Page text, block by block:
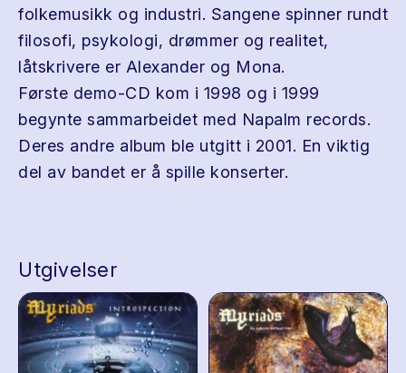
folkemusikk og industri. Sangene spinner rundt
filosofi, psykologi, drømmer og realitet,
låtskrivere er Alexander og Mona.
Første demo-CD kom i 1998 og i 1999
begynte sammarbeidet med Napalm records.
Deres andre album ble utgitt i 2001. En viktig
del av bandet er å spille konserter.
Utgivelser